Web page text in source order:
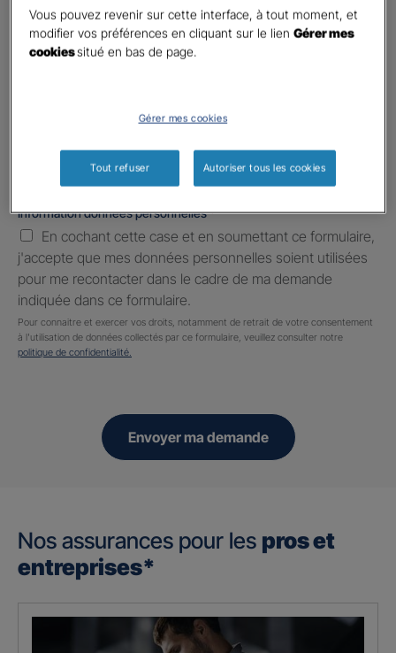
United
States
+1
E-mail *
Informations complémentaires (facultatif)
Information données personnelles*
En cochant cette case et en soumettant ce formulaire,
j'accepte que mes données personnelles soient utilisées
pour me recontacter dans le cadre de ma demande
indiquée dans ce formulaire.
Pour connaitre et exercer vos droits, notamment de retrait de votre consentement
à l'utilisation de données collectés par ce formulaire, veuillez consulter notre
politique de confidentialité.
Envoyer ma demande
Nos assurances pour les pros et
entreprises*
Vous pouvez revenir sur cette interface, à tout moment, et
modifier vos préférences en cliquant sur le lienGérer mes
cookiessitué en bas de page.
Gérer mes cookies
Tout refuser Autoriser tous les cookies